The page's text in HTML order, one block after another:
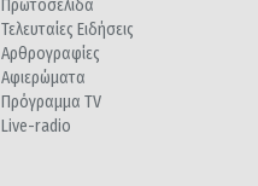
Πρωτοσέλιδα
Τελευταίες Ειδήσεις
Αρθρογραφίες
Αφιερώματα
Πρόγραμμα TV
Live-radio